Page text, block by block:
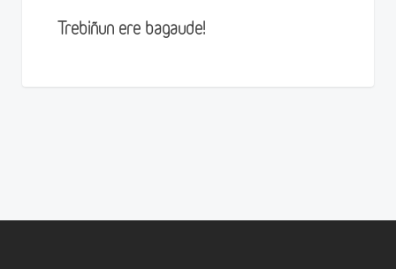
Trebiñun ere bagaude!